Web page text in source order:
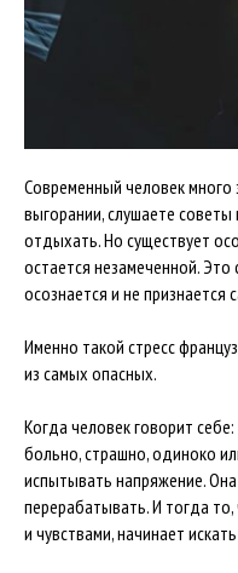
Современный человек много
выгорании, слушаете
отдыхать. Но существует
остается незамеченной. Это
осознается и не признается
Именно такой стресс
из самых опасных.
Когда человек говорит
больно, страшно, одиноко
испытывать напряжение.
перерабатывать. И тогда
и чувствами, начинает